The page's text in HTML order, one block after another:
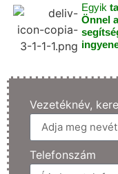
Egyik
Önnel
Vezetéknév,
Telefonszám